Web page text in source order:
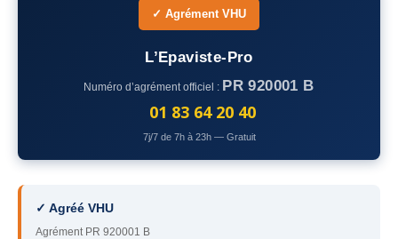
voiture accidentée
– Seine-et-Marne
92 – Hauts-de-Seine
✓ Agrément VHU
L’Epaviste-Pro
Numéro d’agrément officiel : PR 920001 B
01 83 64 20 40
7j/7 de 7h à 23h — Gratuit
✓ Agréé VHU
Agrément PR 920001 B